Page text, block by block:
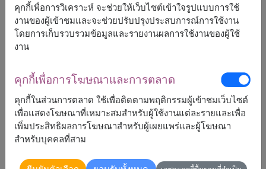
เล็กน้อย ขึ้นอยู่กับฤดูกาลและพื้นที่จัดส่ง
ราคาเปลี่ยนแปลงตามพื้นที่จัดส่ง
กรุงเทพ
กำแพงเพชร
ขอนแก่น
จันทบุรี
ฉะเชิงเทรา
พิษณุโลก
เพชรบุรี
เพชรบูรณ์
คุกกี้เพื่อการวิเคราะห์ จะช่วยให้เว็บไซต์เข้าใจรูปแบบการใช้
งานของผู้เข้าชมและจะช่วยปรับปรุงประสบการณ์การใช้งาน
โดยการเก็บรวบรวมข้อมูลและรายงานผลการใช้งานของผู้ใช้
งาน
คุกกี้เพื่อการโฆษณาและการตลาด
คุกกี้ในส่วนการตลาด ใช้เพื่อติดตามพฤติกรรมผู้เข้าชมเว็บไซต์
เพื่อแสดงโฆษณาที่เหมาะสมสำหรับผู้ใช้งานแต่ละรายและเพื่อ
เพิ่มประสิทธิผลการโฆษณาสำหรับผู้เผยแพร่และผู้โฆษณา
สำหรับบุคคลที่สาม